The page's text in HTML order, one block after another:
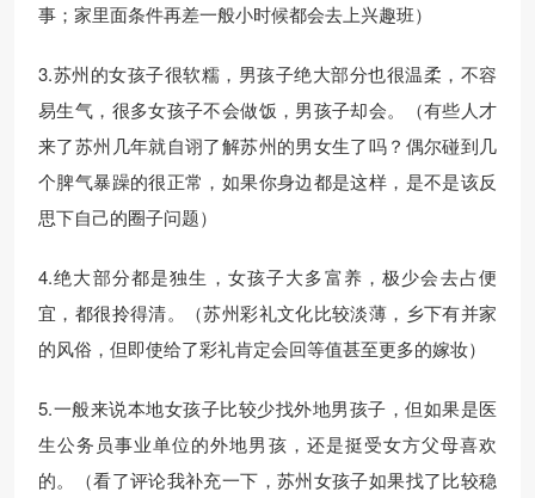
事；家里面条件再差一般小时候都会去上兴趣班）
3.苏州的女孩子很软糯，男孩子绝大部分也很温柔，不容
易生气，很多女孩子不会做饭，男孩子却会。（有些人才
来了苏州几年就自诩了解苏州的男女生了吗？偶尔碰到几
个脾气暴躁的很正常，如果你身边都是这样，是不是该反
思下自己的圈子问题）
4.绝大部分都是独生，女孩子大多富养，极少会去占便
宜，都很拎得清。（苏州彩礼文化比较淡薄，乡下有并家
的风俗，但即使给了彩礼肯定会回等值甚至更多的嫁妆）
5.一般来说本地女孩子比较少找外地男孩子，但如果是医
生公务员事业单位的外地男孩，还是挺受女方父母喜欢
的。（看了评论我补充一下，苏州女孩子如果找了比较稳